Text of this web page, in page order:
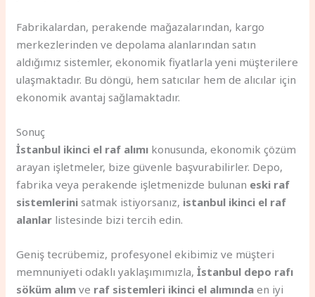
Fabrikalardan, perakende mağazalarından, kargo
merkezlerinden ve depolama alanlarından satın
aldığımız sistemler, ekonomik fiyatlarla yeni müşterilere
ulaşmaktadır. Bu döngü, hem satıcılar hem de alıcılar için
ekonomik avantaj sağlamaktadır.
Sonuç
İstanbul ikinci el raf alımı konusunda, ekonomik çözüm
arayan işletmeler, bize güvenle başvurabilirler. Depo,
fabrika veya perakende işletmenizde bulunan eski raf
sistemlerini satmak istiyorsanız, istanbul ikinci el raf
alanlar listesinde bizi tercih edin.
Geniş tecrübemiz, profesyonel ekibimiz ve müşteri
memnuniyeti odaklı yaklaşımımızla,İstanbul depo rafı
söküm alım ve raf sistemleri ikinci el alımında en iyi